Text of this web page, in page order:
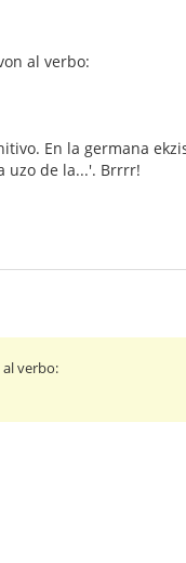
al verbo:
En la germana
uzo de la...'. Brrrr!
verbo: